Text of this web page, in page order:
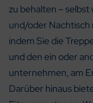
zu behalten –
und/oder Nachtisch
indem Sie die
und den ein oder
unternehmen, am
Darüber hinaus